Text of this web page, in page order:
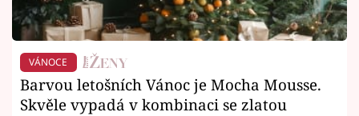
VÁNOCE
Barvou letošních Vánoc je Mocha Mousse.
Skvěle vypadá v kombinaci se zlatou